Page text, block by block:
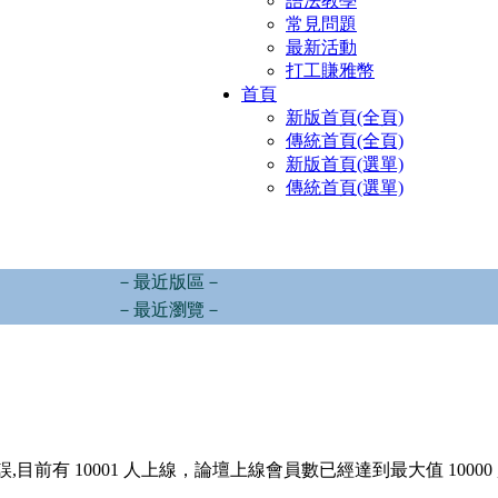
常見問題
最新活動
打工賺雅幣
首頁
新版首頁(全頁)
傳統首頁(全頁)
新版首頁(選單)
傳統首頁(選單)
－最近版區－
－最近瀏覽－
,目前有 10001 人上線，論壇上線會員數已經達到最大值